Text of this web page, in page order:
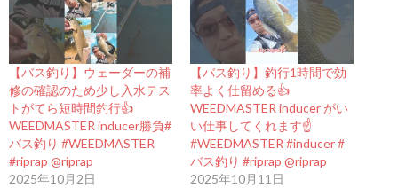
【バス釣り】ウェーダーの補
修の確認のため少し入水テス
トがてら短時間釣行👍
WEEDMASTER inducer勝負#
バス釣り #WEEDMASTER
#riprap @riprap
2025年10月2日
【バス釣り】釣行1時間で効
率よく仕留める👍
WEEDMASTER inducer がい
い仕事してくれます☝️
#WEEDMASTER #inducer #
バス釣り #riprap @riprap
2025年10月11日